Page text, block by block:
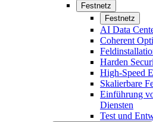
Festnetz
Festnetz
AI Data
Coherent
Harden
High-Speed
Skalierbare
Einführung
Diensten
Test und